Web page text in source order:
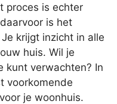
proces is echter
is het
krijgt inzicht in alle
huis. Wil je
kunt verwachten? In
voorkomende
je woonhuis.